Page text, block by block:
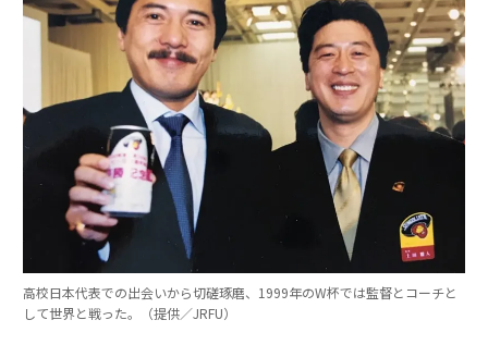
高校日本代表での出会いから切磋琢磨、1999年のW杯では監督とコーチと
して世界と戦った。（提供／JRFU）